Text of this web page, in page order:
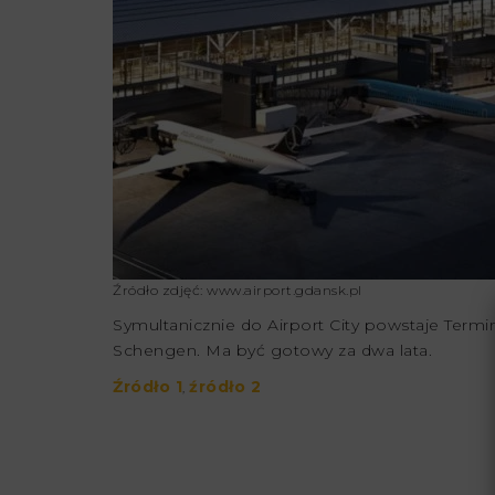
Źródło zdjęć: www.airport.gdansk.pl
Symultanicznie do Airport City powstaje
Schengen. Ma być gotowy za dwa lata.
Źródło 1, źródło 2